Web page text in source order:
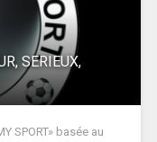
SERIEUX,
SPORT» basée au